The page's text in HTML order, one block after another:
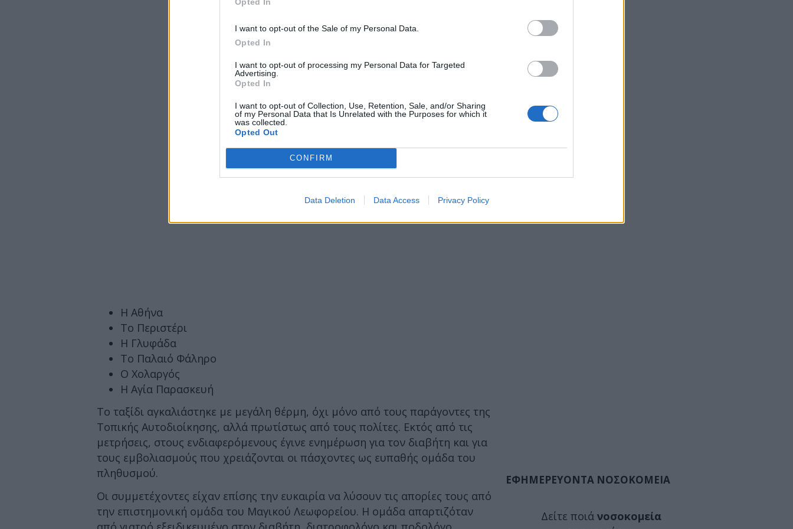
I want to opt-out of the Sale of my Personal Data.
Opted In
I want to opt-out of processing my Personal Data for Targeted
Advertising.
Opted In
I want to opt-out of Collection, Use, Retention, Sale, and/or Sharing
of my Personal Data that Is Unrelated with the Purposes for which it
was collected.
Opted Out
CONFIRM
Data Deletion Data Access Privacy Policy
Η Αθήνα
Το Περιστέρι
Η Γλυφάδα
Το Παλαιό Φάληρο
Ο Χολαργός
Η Αγία Παρασκευή
Το ταξίδι αγκαλιάστηκε με μεγάλη θέρμη, όχι μόνο από τους παράγοντες της
Τοπικής Αυτοδιοίκησης, αλλά πρωτίστως από τους πολίτες. Εκτός από τις
μετρήσεις, στους ενδιαφερόμενους έγινε ενημέρωση για τον διαβήτη και για
τους εμβολιασμούς που χρειάζονται οι πάσχοντες ως ευπαθής ομάδα του
πληθυσμού.
Οι συμμετέχοντες είχαν επίσης την ευκαιρία να λύσουν τις απορίες τους από
την επιστημονική ομάδα του Μαγικού Λεωφορείου. Η ομάδα απαρτιζόταν
ΕΦΗΜΕΡΕΥΟΝΤΑ ΝΟΣΟΚΟΜΕΙΑ
Δείτε ποιά νοσοκομεία